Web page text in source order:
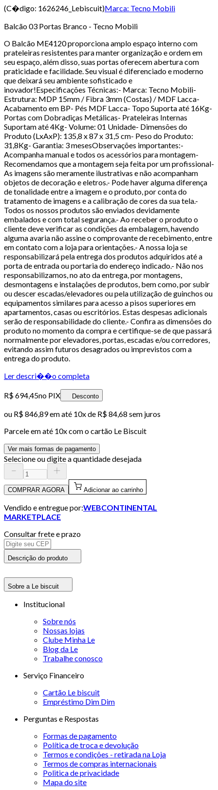
(C�digo: 1626246_Lebiscuit)Marca: Tecno Mobili
Balcão 03 Portas Branco - Tecno Mobili
O Balcão ME4120 proporciona amplo espaço interno com
prateleiras resistentes para manter organização e ordem em
seu espaço, além disso, suas portas oferecem abertura com
praticidade e facilidade. Seu visual é diferenciado e moderno
que deixará seu ambiente sofisticado e
inovador!Especificações Técnicas:- Marca: Tecno Mobili-
Estrutura: MDP 15mm / Fibra 3mm (Costas) / MDF Lacca-
Acabamento em BP- Pés MDF Lacca- Topo Suporta até 16Kg-
Portas com Dobradiças Metálicas- Prateleiras Internas
Suportam até 4Kg- Volume: 01 Unidade- Dimensões do
Produto (LxAxP): 135,8 x 87 x 31,5 cm- Peso do Produto:
31,8Kg- Garantia: 3 mesesObservações importantes:-
Acompanha manual e todos os acessórios para montagem-
Recomendamos que a montagem seja feita por um profissional-
As imagens são meramente ilustrativas e não acompanham
objetos de decoração e eletros.- Pode haver alguma diferença
de tonalidade entre a imagem e o produto, por conta do
tratamento de imagens e a calibração de cores da sua tela.-
Todos os nossos produtos são enviados devidamente
embalados e com total segurança.- Ao receber o produto o
cliente deve verificar as condições da embalagem, havendo
alguma avaria não assine o comprovante de recebimento, entre
em contato com a loja para orientações.- A nossa loja se
responsabilizará pela entrega dos produtos adquiridos até a
porta de entrada ou portaria do endereço indicado.- Não nos
responsabilizamos, no ato da entrega, por montagens,
desmontagens e instalações de produtos, bem como, por subir
ou descer escadas/elevadores ou pela utilização de guinchos ou
equipamentos similares para acesso a pisos superiores em
apartamentos, casas ou escritórios. Estas despesas adicionais
serão de responsabilidade do cliente.- Confira as dimensões do
produto no momento da compra e certifique-se de que passará
normalmente por elevadores, portas, escadas e/ou corredores,
evitando assim futuros desagrados ou imprevistos com a
entrega do produto.
Ler descri��o completa
R$ 694,45no PIX Desconto
ou R$ 846,89em até 10x de R$ 84,68 sem juros
Parcele em até 10x com o cartão Le Biscuit
Ver mais formas de pagamento
Selecione ou digite a quantidade desejada
COMPRAR AGORA Adicionar ao carrinho
Vendido e entregue por:WEBCONTINENTAL
MARKETPLACE
Consultar frete e prazo
Descrição do produto
Sobre a Le biscuit
Institucional
Sobre nós
Nossas lojas
Clube Minha Le
Blog da Le
Trabalhe conosco
Serviço Financeiro
Cartão Le biscuit
Empréstimo Dim Dim
Perguntas e Respostas
Formas de pagamento
Política de troca e devolução
Termos e condições - retirada na Loja
Termos de compras internacionais
Politica de privacidade
Mapa do site